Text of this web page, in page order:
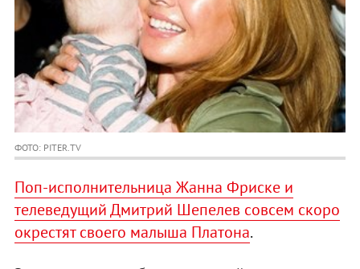
ФОТО: PITER.TV
Поп-исполнительница Жанна Фриске и
телеведущий Дмитрий Шепелев совсем скоро
окрестят своего малыша Платона.